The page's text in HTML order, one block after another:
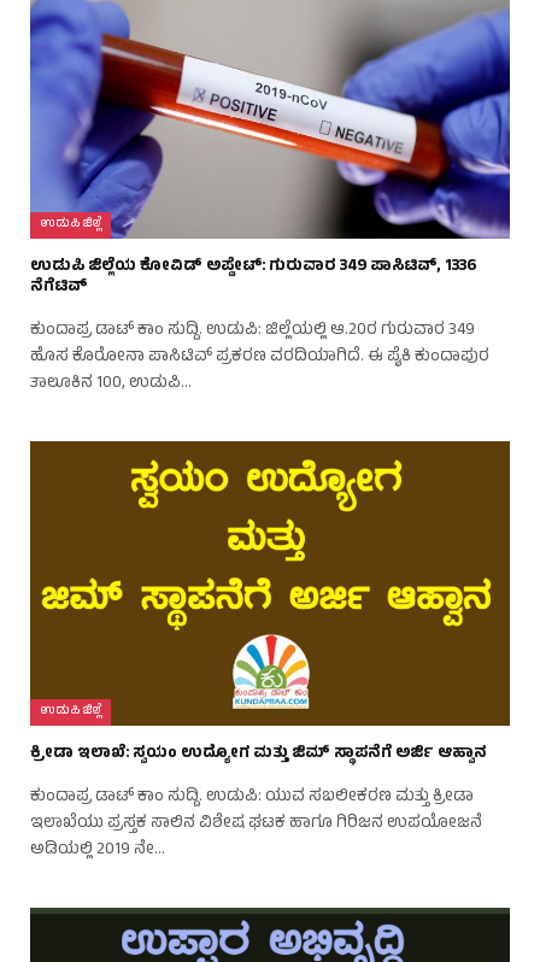
ಉಡುಪಿ ಜಿಲ್ಲೆ
ಉಡುಪಿ ಜಿಲ್ಲೆಯ ಕೋವಿಡ್ ಅಪ್ಡೇಟ್: ಗುರುವಾರ 349 ಪಾಸಿಟಿವ್, 1336
ನೆಗೆಟಿವ್
ಕುಂದಾಪ್ರ ಡಾಟ್ ಕಾಂ ಸುದ್ದಿ. ಉಡುಪಿ: ಜಿಲ್ಲೆಯಲ್ಲಿ ಆ.20ರ ಗುರುವಾರ 349
ಹೊಸ ಕೊರೋನಾ ಪಾಸಿಟಿವ್ ಪ್ರಕರಣ ವರದಿಯಾಗಿದೆ. ಈ ಪೈಕಿ ಕುಂದಾಪುರ
ತಾಲೂಕಿನ 100, ಉಡುಪಿ…
ಉಡುಪಿ ಜಿಲ್ಲೆ
ಕ್ರೀಡಾ ಇಲಾಖೆ: ಸ್ವಯಂ ಉದ್ಯೋಗ ಮತ್ತು ಜಿಮ್ ಸ್ಥಾಪನೆಗೆ ಅರ್ಜಿ ಆಹ್ವಾನ
ಕುಂದಾಪ್ರ ಡಾಟ್ ಕಾಂ ಸುದ್ದಿ. ಉಡುಪಿ: ಯುವ ಸಬಲೀಕರಣ ಮತ್ತು ಕ್ರೀಡಾ
ಇಲಾಖೆಯು ಪ್ರಸ್ತಕ ಸಾಲಿನ ವಿಶೇಷ ಘಟಕ ಹಾಗೂ ಗಿರಿಜನ ಉಪಯೋಜನೆ
ಅಡಿಯಲ್ಲಿ 2019 ನೇ…